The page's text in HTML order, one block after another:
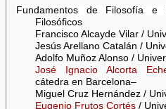
Fundamentos de Filosofía e
Filosóficos
Francisco Alcayde Vilar /
Jesús Arellano Catalán /
Adolfo Muñoz Alonso /
José Ignacio Alcorta
cátedra en Barcelona–
Miguel Cruz Hernández /
Eugenio Frutos Cortés/